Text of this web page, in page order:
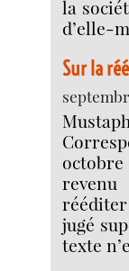
la
d’elle-
Sur la
octobre
jugé
texte